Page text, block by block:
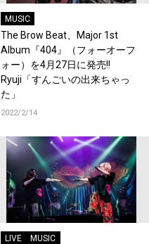
MUSIC
The Brow Beat、Major 1st
Album『404』（フォーオーフ
ォー）を4月27日に発売!!
Ryuji「すんごいの出来ちゃっ
た」
2022/2/14
LIVE MUSIC